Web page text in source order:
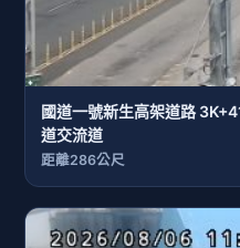
國道一號新生高架道路
道交流道
距離286公尺